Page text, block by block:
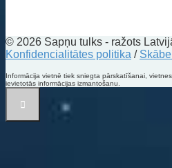
© 2026 Sapņu tulks - ražots
Konfidencialitātes politika /
Informācija vietnē tiek sniegta pārskatīšanai,
ievietotās informācijas izmantošanu.